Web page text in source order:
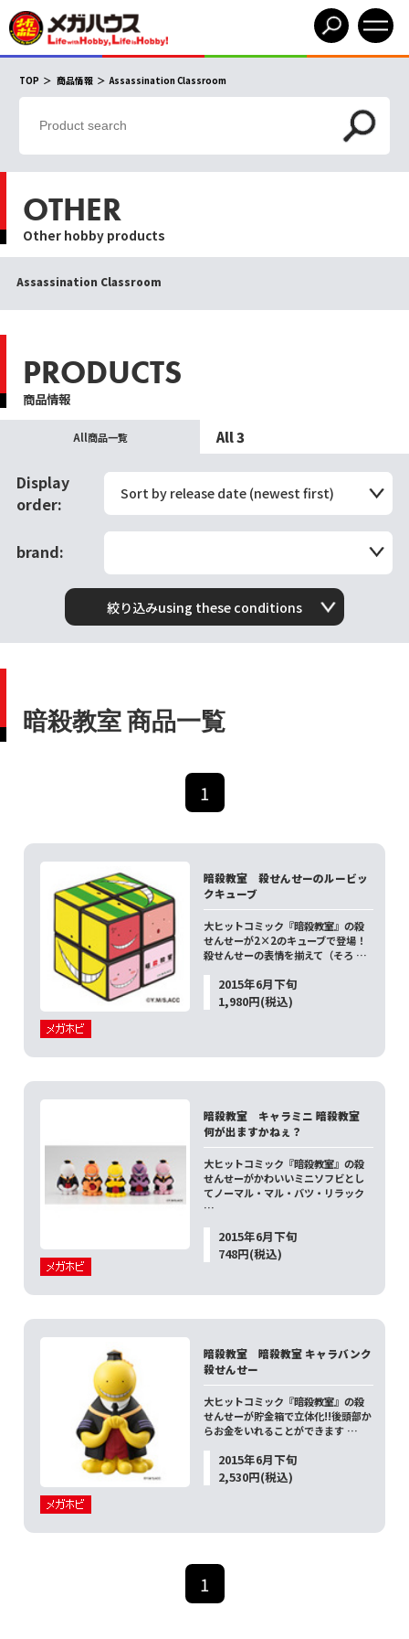
TOP 商品情報 Assassination Classroom
OTHER
Other hobby products
Assassination Classroom
PRODUCTS
商品情報
All商品一覧 All 3
Display
order:
Sort by release date (newest first)
brand:
絞り込みusing these conditions
暗殺教室 商品一覧
1
暗殺教室 殺せんせーのルービッ
クキューブ
大ヒットコミック『暗殺教室』の殺
せんせーが2×2のキューブで登場！
殺せんせーの表情を揃えて（そろ …
2015年6月下旬
1,980円(税込)
暗殺教室 キャラミニ 暗殺教室
何が出ますかねぇ？
大ヒットコミック『暗殺教室』の殺
せんせーがかわいいミニソフビとし
てノーマル・マル・バツ・リラック
…
2015年6月下旬
748円(税込)
暗殺教室 暗殺教室 キャラバンク
殺せんせー
大ヒットコミック『暗殺教室』の殺
せんせーが貯金箱で立体化!!後頭部か
らお金をいれることができます …
2015年6月下旬
2,530円(税込)
1